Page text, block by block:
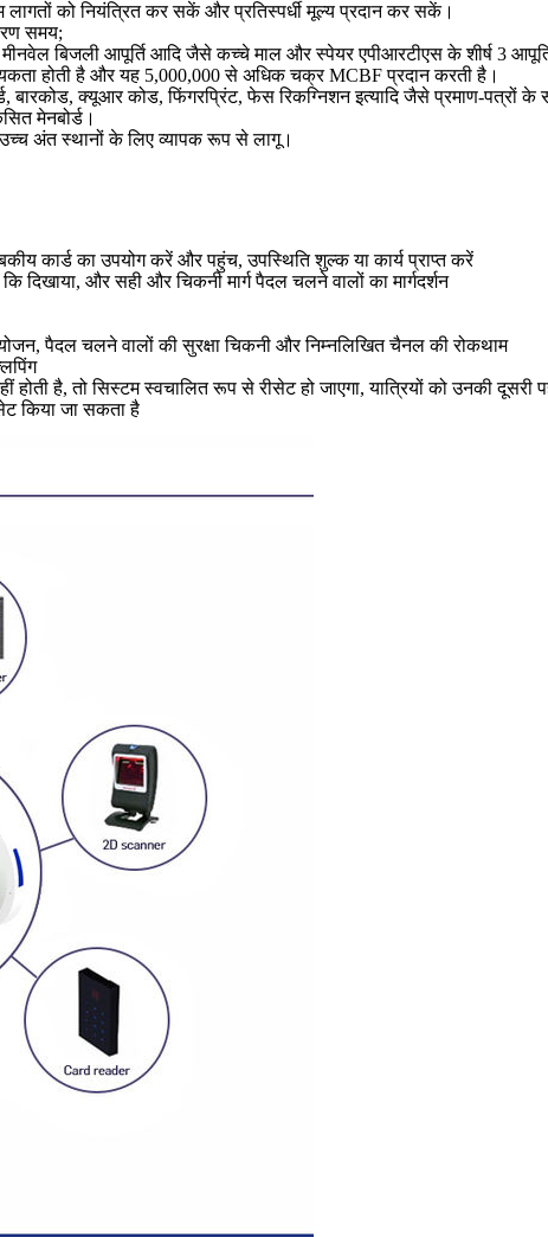
लागतों को नियंत्रित कर सकें और प्रतिस्पर्धी मूल्य प्रदान कर सकें।
समय;
बिजली आपूर्ति आदि जैसे कच्चे माल और स्पेयर एपीआरटीएस के शीर्ष 3
होती है और यह 5,000,000 से अधिक चक्र MCBF प्रदान करती है।
क्यूआर कोड, फिंगरप्रिंट, फेस रिकग्निशन इत्यादि जैसे प्रमाण-पत्रों के
मेनबोर्ड।
उच्च अंत स्थानों के लिए व्यापक रूप से लागू।
कार्ड का उपयोग करें और पहुंच, उपस्थिति शुल्क या कार्य प्राप्त करें
दिखाया, और सही और चिकनी मार्ग पैदल चलने वालों का मार्गदर्शन
पैदल चलने वालों की सुरक्षा चिकनी और निम्नलिखित चैनल की रोकथाम
होती है, तो सिस्टम स्वचालित रूप से रीसेट हो जाएगा, यात्रियों को उनकी
किया जा सकता है